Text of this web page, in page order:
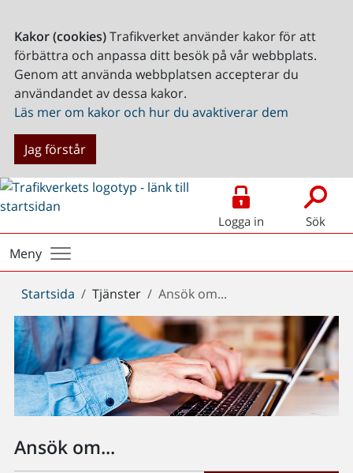
Kakor (cookies)Trafikverket använder kakor för att
förbättra och anpassa ditt besök på vår webbplats.
Genom att använda webbplatsen accepterar du
användandet av dessa kakor.
Läs mer om kakor och hur du avaktiverar dem
Jag förstår
Logga in Sök
Meny
Du
är
här:
Startsida Tjänster Ansök om...
Ansök om...